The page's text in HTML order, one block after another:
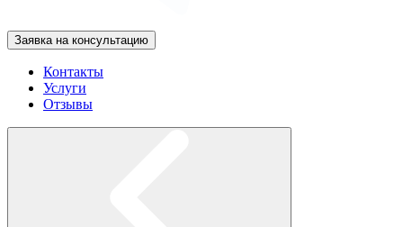
Заявка на консультацию
Контакты
Услуги
Отзывы